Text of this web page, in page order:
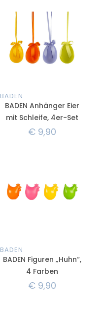
BADEN
BADEN Anhänger Eier
mit Schleife, 4er-Set
€ 9,90
BADEN
BADEN Figuren „Huhn“,
4 Farben
€ 9,90